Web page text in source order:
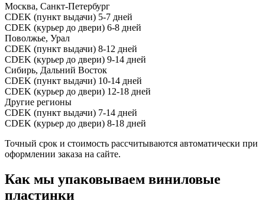
Москва, Санкт-Петербург
CDEK (пункт выдачи) 5-7 дней
CDEK (курьер до двери) 6-8 дней
Поволжье, Урал
CDEK (пункт выдачи) 8-12 дней
CDEK (курьер до двери) 9-14 дней
Сибирь, Дальний Восток
CDEK (пункт выдачи) 10-14 дней
CDEK (курьер до двери) 12-18 дней
Другие регионы
CDEK (пункт выдачи) 7-14 дней
CDEK (курьер до двери) 8-18 дней
Точный срок и стоимость рассчитываются автоматически при
оформлении заказа на сайте.
Как мы упаковываем виниловые
пластинки